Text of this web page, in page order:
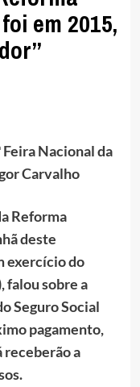
em 2015,
Nacional da
Carvalho
Reforma
deste
exercício do
falou sobre a
Seguro Social
pagamento,
receberão a